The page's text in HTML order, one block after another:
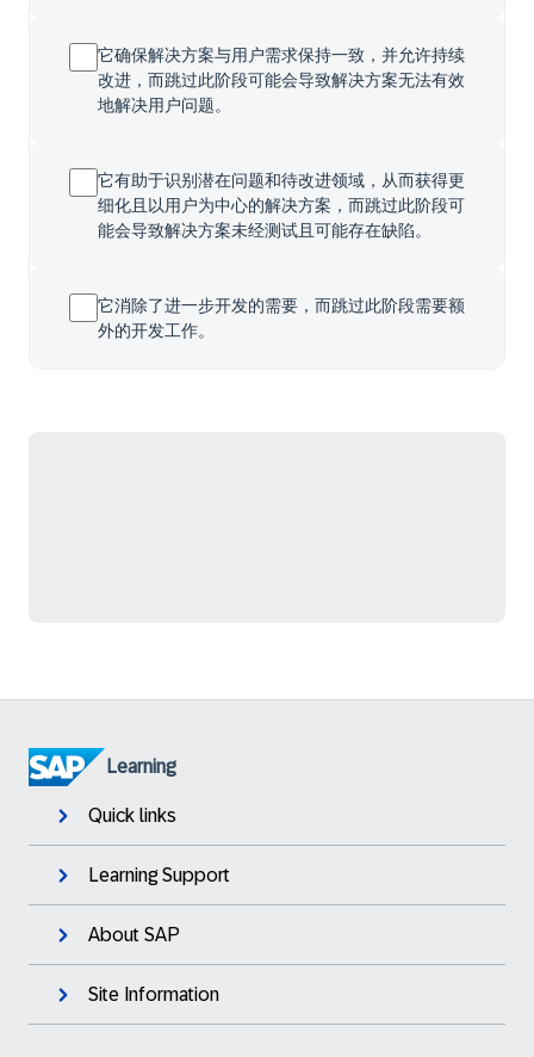
它确保解决方案与用户需求保持一致，并允许持续
改进，而跳过此阶段可能会导致解决方案无法有效
地解决用户问题。
它有助于识别潜在问题和待改进领域，从而获得更
细化且以用户为中心的解决方案，而跳过此阶段可
能会导致解决方案未经测试且可能存在缺陷。
它消除了进一步开发的需要，而跳过此阶段需要额
外的开发工作。
Learning
Quick links
Learning Support
About SAP
Site Information